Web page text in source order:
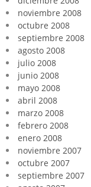
noviembre 2008
octubre 2008
septiembre 2008
agosto 2008
julio 2008
junio 2008
mayo 2008
abril 2008
marzo 2008
febrero 2008
enero 2008
noviembre 2007
octubre 2007
septiembre 2007